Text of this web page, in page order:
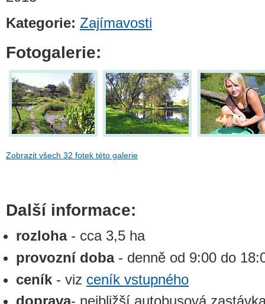
Kategorie: Zajímavosti
Fotogalerie:
Zobrazit všech 32 fotek této galerie
Další informace:
rozloha- cca 3,5 ha
provozní doba- denně od 9:00 do
ceník - viz ceník vstupného